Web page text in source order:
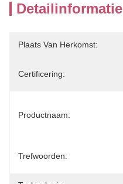
Detailinformatie
Plaats Van Herkomst:
Certificering:
Productnaam:
Trefwoorden: